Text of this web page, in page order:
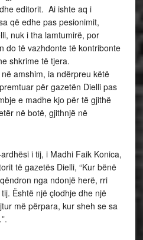
editorit. Ai ishte aq i
që edhe pas pesionimit,
nuk i tha lamtumirë, por
do të vazhdonte të kontribonte
shkrime të tjera.
amshim, ia ndërpreu këtë
për gazetën Dielli pas
e madhe kjo për të gjithë
në botë, gjithnjë në
i tij, i Madhi Faik Konica,
të gazetës Dielli, “Kur bënë
nga ndonjë herë, rri
Është një çlodhje dhe një
më përpara, kur sheh se sa